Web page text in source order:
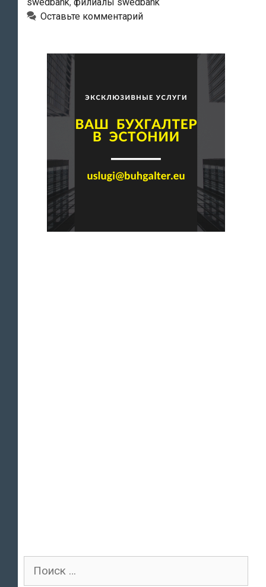
Оставьте комментарий
Поиск